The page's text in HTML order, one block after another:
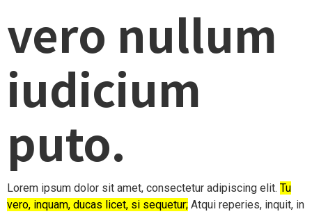
vero nullum
iudicium
puto.
Lorem ipsum dolor sit amet, consectetur adipiscing elit. Tu
vero, inquam, ducas licet, si sequetur; Atqui reperies, inquit, in